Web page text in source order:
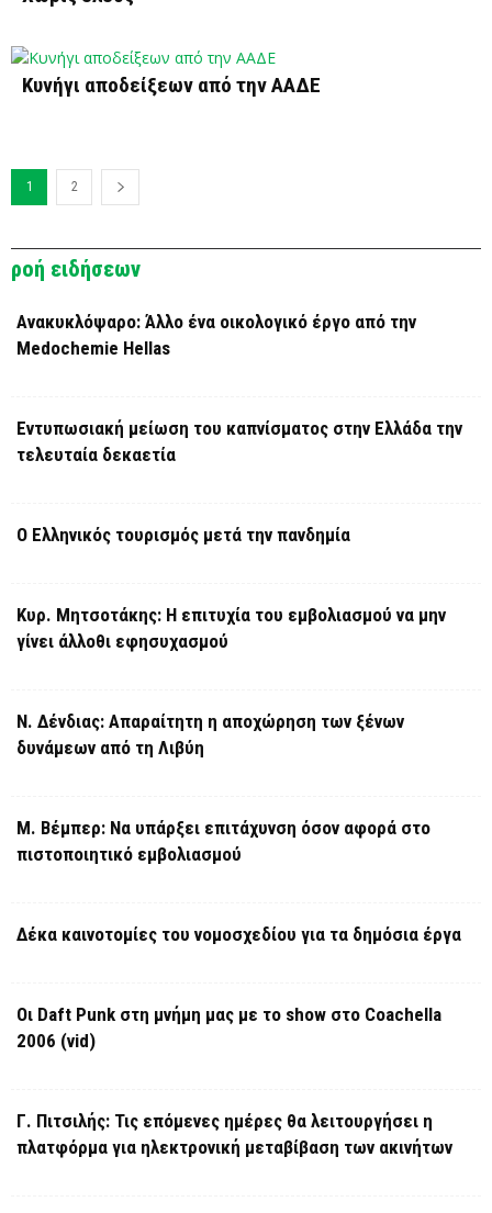
Κυνήγι αποδείξεων από την ΑΑΔΕ
1 2
ροή ειδήσεων
Ανακυκλόψαρο: Άλλο ένα οικολογικό έργο από την
Medochemie Hellas
Εντυπωσιακή μείωση του καπνίσματος στην Ελλάδα την
τελευταία δεκαετία
Ο Ελληνικός τουρισμός μετά την πανδημία
Κυρ. Μητσοτάκης: Η επιτυχία του εμβολιασμού να μην
γίνει άλλοθι εφησυχασμού
Ν. Δένδιας: Απαραίτητη η αποχώρηση των ξένων
δυνάμεων από τη Λιβύη
Μ. Βέμπερ: Να υπάρξει επιτάχυνση όσον αφορά στο
πιστοποιητικό εμβολιασμού
Δέκα καινοτομίες του νομοσχεδίου για τα δημόσια έργα
Οι Daft Punk στη μνήμη μας με το show στο Coachella
2006 (vid)
Γ. Πιτσιλής: Τις επόμενες ημέρες θα λειτουργήσει η
πλατφόρμα για ηλεκτρονική μεταβίβαση των ακινήτων